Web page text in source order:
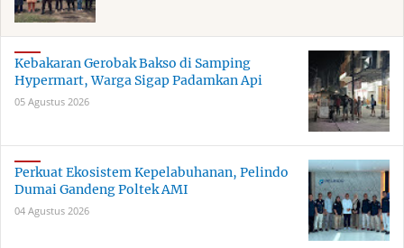
Kebakaran Gerobak Bakso di Samping
Hypermart, Warga Sigap Padamkan Api
05 Agustus 2026
Perkuat Ekosistem Kepelabuhanan, Pelindo
Dumai Gandeng Poltek AMI
04 Agustus 2026